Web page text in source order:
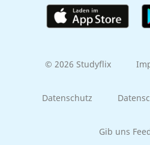
© 2026 Studyflix
Datenschutz
Gib uns